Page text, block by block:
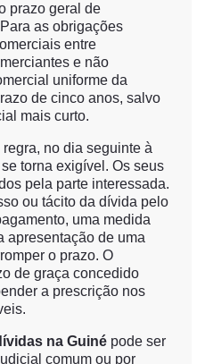
prazo geral de
as obrigações
entre
e não
uniforme da
de cinco anos, salvo
mais curto.
no dia seguinte à
torna exigível. Os seus
pela parte interessada.
ou tácito da dívida pelo
uma medida
apresentação de uma
o prazo. O
de graça concedido
a prescrição nos
na Guiné pode ser
comum ou por